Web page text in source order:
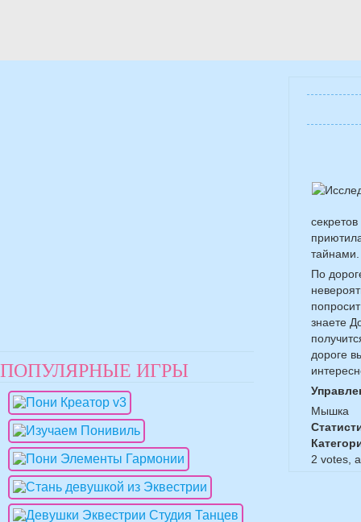
По
знаете
дороге
Мышка
2 votes,
ПОПУЛЯРНЫЕ ИГРЫ